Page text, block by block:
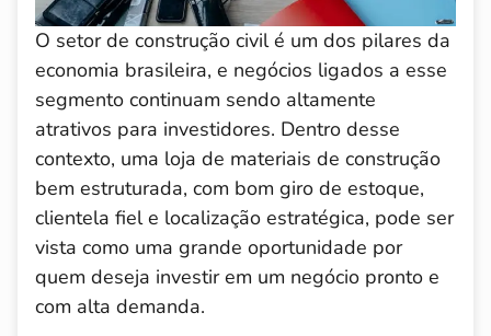
O setor de construção civil é um dos pilares da
economia brasileira, e negócios ligados a esse
segmento continuam sendo altamente
atrativos para investidores. Dentro desse
contexto, uma loja de materiais de construção
bem estruturada, com bom giro de estoque,
clientela fiel e localização estratégica, pode ser
vista como uma grande oportunidade por
quem deseja investir em um negócio pronto e
com alta demanda.